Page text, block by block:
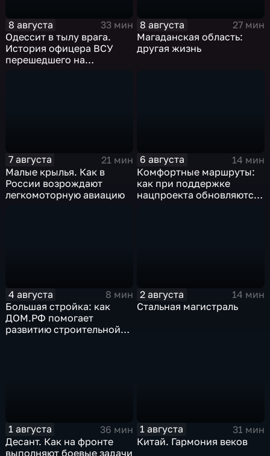
8 августа
33 мин
Одессит в тылу врага.
История офицера ВСУ
перешедшего на
8 августа
27 мин
Магаданская область:
другая жизнь
7 августа
21 мин
Малые крылья. Как в
России возрождают
легкомоторную авиацию
6 августа
14 мин
Комфортные маршруты:
как при поддержке
нацпроекта обновляются
4 августа
8 мин
Большая стройка: как
ДОМ.РФ помогает
развитию строительной
2 августа
14 мин
Стальная магистраль
1 августа
36 мин
Десант. Как на фронте
выполняют боевые задачи
1 августа
31 мин
Китай. Гармония веков